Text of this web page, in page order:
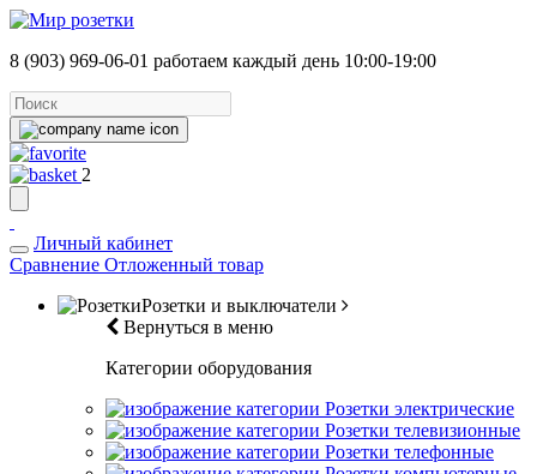
8 (903) 969-06-01 работаем каждый день 10:00-19:00
2
Личный кабинет
Сравнение Отложенный товар
Розетки и выключатели
Вернуться в меню
Категории оборудования
Розетки электрические
Розетки телевизионные
Розетки телефонные